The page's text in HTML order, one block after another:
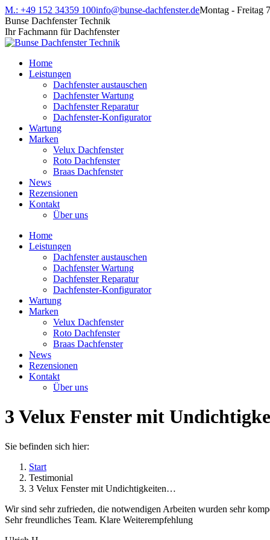
Zum
Inhalt
springen
Facebook
page
opens
in
window
M.: +49 152 34359 100info@bunse-dachfenster.deMontag - Freitag
Bunse Dachfenster Technik
Ihr Fachmann für Dachfenster
Home
Leistungen
Dachfenster austauschen
Dachfenster Wartung
Dachfenster Reparatur
Dachfenster-Konfigurator
Wartung
Marken
Velux Dachfenster
Roto Dachfenster
Braas Dachfenster
News
Rezensionen
Kontakt
Über uns
Home
Leistungen
Dachfenster austauschen
Dachfenster Wartung
Dachfenster Reparatur
Dachfenster-Konfigurator
Wartung
Marken
Velux Dachfenster
Roto Dachfenster
Braas Dachfenster
News
Rezensionen
Kontakt
Über uns
3 Velux Fenster mit
Sie befinden sich hier:
Start
Testimonial
3 Velux Fenster mit Undichtigkeiten…
Wir sind sehr zufrieden, die notwendigen Arbeiten wurden sehr
Sehr freundliches Team. Klare Weiterempfehlung